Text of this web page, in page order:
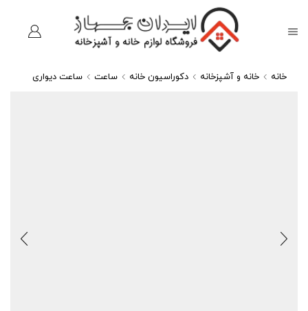
خانه خانه و آشپزخانه دکوراسیون خانه ساعت ساعت دیواری